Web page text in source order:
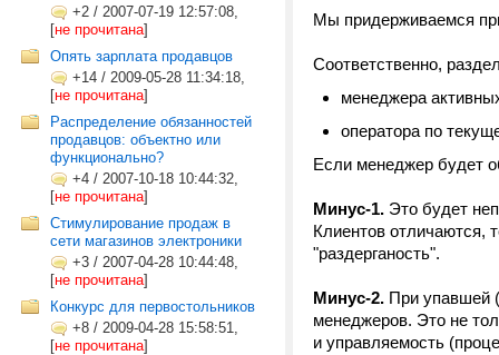
+2 / 2007-07-19 12:57:08,
[не прочитана]
Опять зарплата продавцов
+14 / 2009-05-28 11:34:18,
[не прочитана]
Распределение обязанностей
продавцов: объектно или
функционально?
+4 / 2007-10-18 10:44:32,
[не прочитана]
Стимулирование продаж в
сети магазинов электроники
+3 / 2007-04-28 10:44:48,
[не прочитана]
Конкурс для первостольников
+8 / 2009-04-28 15:58:51,
[не прочитана]
Мы придерживаемся
Соответственно,
менеджера
оператора по
Если менеджер будет
Минус-1. Это будет
Клиентов отличаются,
"раздерганость".
Минус-2. При упавшей
менеджеров. Это не
и управляемость